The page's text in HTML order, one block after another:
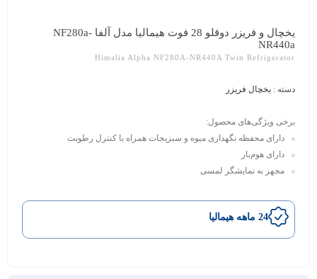
یخچال و فریزر دوقلو 28 فوت هیمالیا مدل آلفا NF280a-
NR440a
Himalia Alpha NF280A-NR440A Twin Refrigerator
دسته : یخچال فریزر
برخی ویژگی‌های محصول:
دارای محفظه نگهداری میوه و سبزیجات همراه با کنترل رطوبت
دارای هوم‌بار
مجهز به نمایشگر لمسی
24 ماهه هیمالیا